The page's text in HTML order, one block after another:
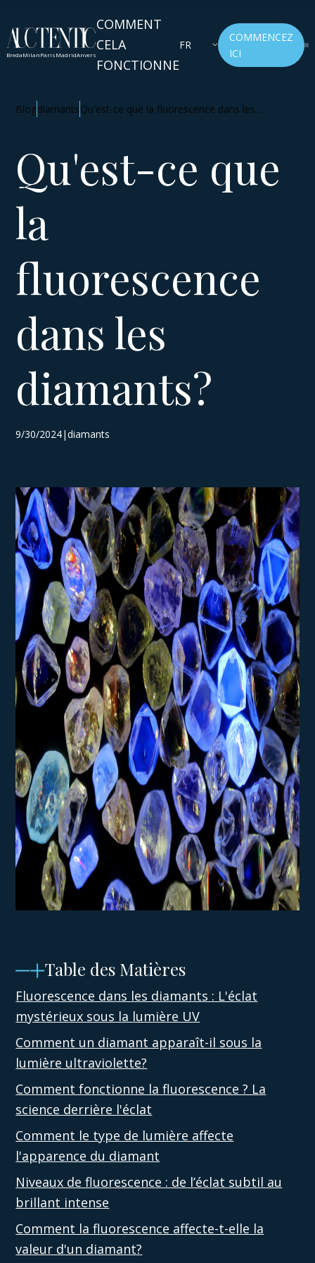
BredaMilanParisMadridAnvers
COMMENT
CELA
FONCTIONNE
FR
COMMENCEZ
ICI
BlogdiamantsQu'est-ce que la fluorescence dans les
Qu'est-ce que
la
fluorescence
dans les
diamants?
9/30/2024|diamants
Table des Matières
Fluorescence dans les diamants : L'éclat
mystérieux sous la lumière UV
Comment un diamant apparaît-il sous la
lumière ultraviolette?
Comment fonctionne la fluorescence ? La
science derrière l'éclat
Comment le type de lumière affecte
l'apparence du diamant
Niveaux de fluorescence : de l’éclat subtil au
brillant intense
Comment la fluorescence affecte-t-elle la
valeur d'un diamant?